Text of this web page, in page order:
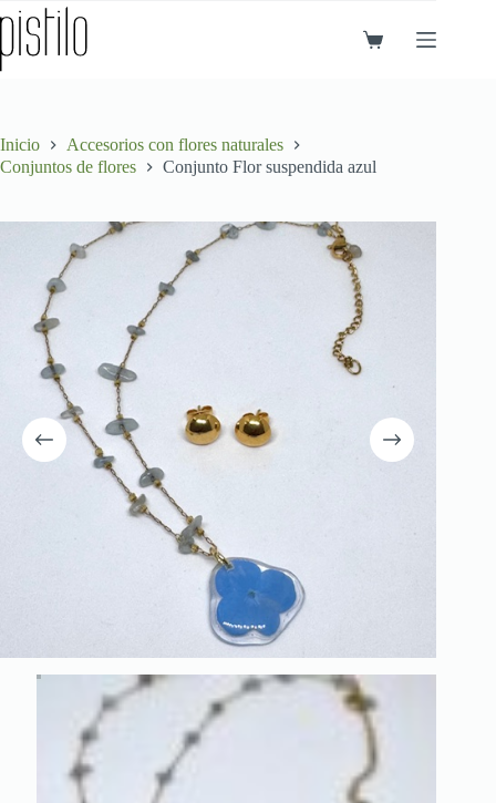
Saltar
al
contenido
Carro
Inicio
Accesorios con flores naturales
Conjuntos de flores
Conjunto Flor suspendida azul